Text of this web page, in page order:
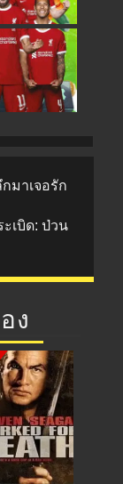
กมาเจอรัก
ะเบิด: ป่วน
ง